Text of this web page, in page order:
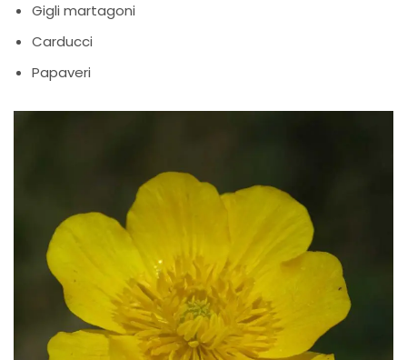
Gigli martagoni
Carducci
Papaveri